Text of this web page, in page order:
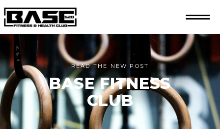
READ THE NEW POST
BASE FITNESS
CLUB